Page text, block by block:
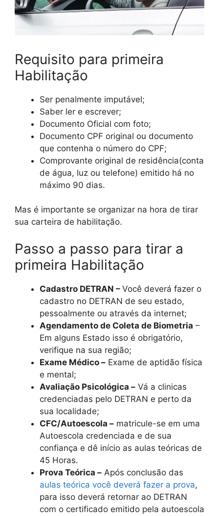
Requisito para primeira
Habilitação
Ser penalmente imputável;
Saber ler e escrever;
Documento Oficial com foto;
Documento CPF original ou documento
que contenha o número do CPF;
Comprovante original de residência(conta
de água, luz ou telefone) emitido há no
máximo 90 dias.
Mas é importante se organizar na hora de tirar
sua carteira de habilitação.
Passo a passo para tirar a
primeira Habilitação
Cadastro DETRAN – Você deverá fazer o
cadastro no DETRAN de seu estado,
pessoalmente ou através da internet;
Agendamento de Coleta de Biometria –
Em alguns Estado isso é obrigatório,
verifique na sua região;
Exame Médico – Exame de aptidão física
e mental;
Avaliação Psicológica – Vá a clinicas
credenciadas pelo DETRAN e perto da
sua localidade;
CFC/Autoescola – matricule-se em uma
Autoescola credenciada e de sua
confiança e dê início as aulas teóricas de
45 Horas.
Prova Teórica – Após conclusão das
aulas teórica você deverá fazer a prova,
para isso deverá retornar ao DETRAN
com o certificado emitido pela autoescola